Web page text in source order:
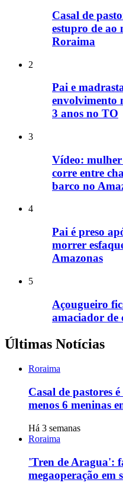
Casal de
estupro de ao
Roraima
2
Pai e
envolvimento
3 anos no TO
3
Vídeo:
corre entre
barco no
4
Pai é preso
morrer
Amazonas
5
Açougueiro
amaciador de
Últimas Notícias
Roraima
Casal de pastores
menos 6 meninas
Há 3 semanas
Roraima
'Tren de Aragua':
megaoperação em